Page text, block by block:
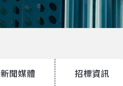
新聞媒體 招標資訊